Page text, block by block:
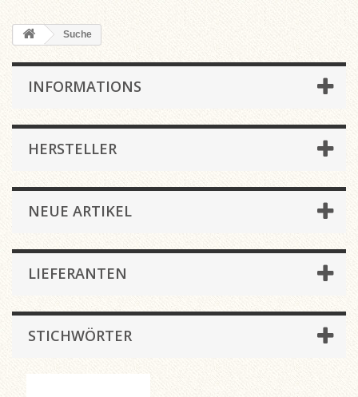
Suche
INFORMATIONS
HERSTELLER
NEUE ARTIKEL
LIEFERANTEN
STICHWÖRTER